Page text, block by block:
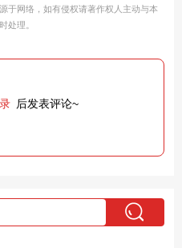
于网络，如有侵权请著作权人主动与本
处理。
后发表评论~